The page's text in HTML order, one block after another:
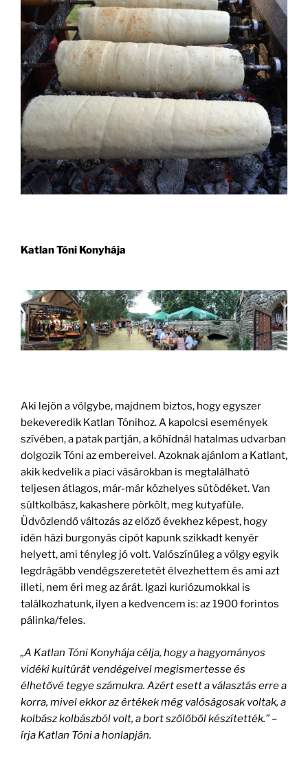
Katlan Tóni Konyhája
Aki lejön a völgybe, majdnem biztos, hogy egyszer
bekeveredik Katlan Tónihoz. A kapolcsi események
szívében, a patak partján, a kőhídnál hatalmas udvarban
dolgozik Tóni az embereivel. Azoknak ajánlom a Katlant,
akik kedvelik a piaci vásárokban is megtalálható
teljesen átlagos, már-már közhelyes sütödéket. Van
sültkolbász, kakashere pörkölt, meg kutyafüle.
Üdvözlendő változás az előző évekhez képest, hogy
idén házi burgonyás cipót kapunk szikkadt kenyér
helyett, ami tényleg jó volt. Valószínűleg a völgy egyik
legdrágább vendégszeretetét élvezhettem és ami azt
illeti, nem éri meg az árát. Igazi kuriózumokkal is
találkozhatunk, ilyen a kedvencem is: az 1900 forintos
pálinka/feles.
„A Katlan Tóni Konyhája célja, hogy a hagyományos
vidéki kultúrát vendégeivel megismertesse és
élhetővé tegye számukra. Azért esett a választás erre a
korra, mivel ekkor az értékek még valóságosak voltak, a
kolbász kolbászból volt, a bort szőlőből készítették.” –
írja Katlan Tóni a honlapján.